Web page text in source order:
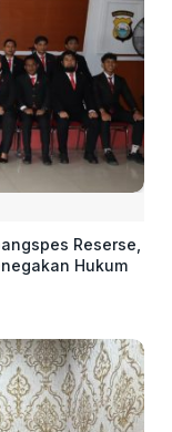
Reserse,
Hukum